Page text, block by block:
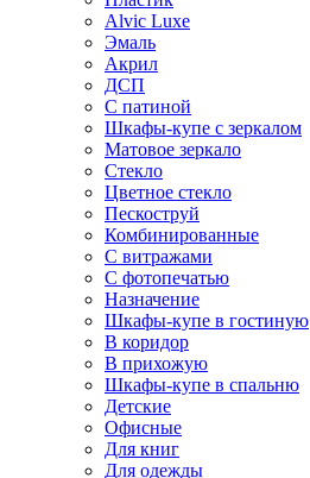
Alvic Luxe
Эмаль
Акрил
ДСП
С патиной
Шкафы-купе с зеркалом
Матовое зеркало
Стекло
Цветное стекло
Пескоструй
Комбинированные
С витражами
С фотопечатью
Назначение
Шкафы-купе в гостиную
В коридор
В прихожую
Шкафы-купе в спальню
Детские
Офисные
Для книг
Для одежды